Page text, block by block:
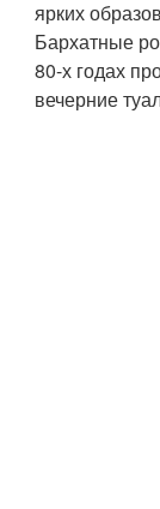
ярких
Бархатные
80-х годах
вечерние